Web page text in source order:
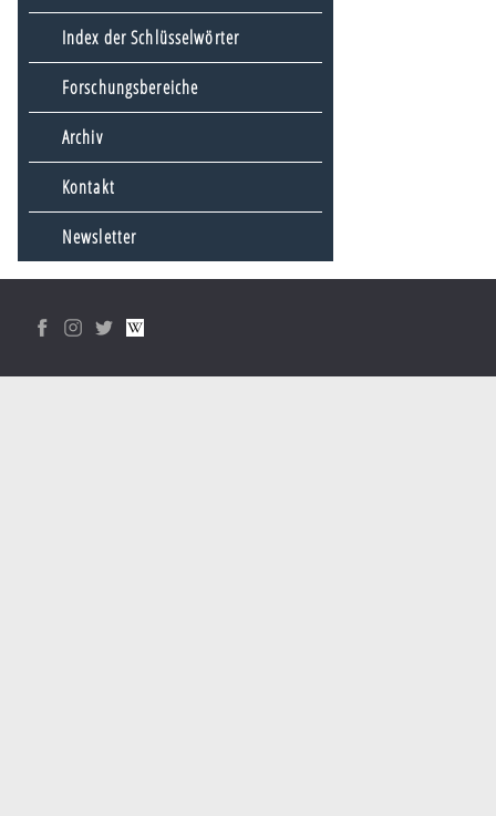
Index der Schlüsselwörter
Forschungsbereiche
Archiv
Kontakt
Newsletter